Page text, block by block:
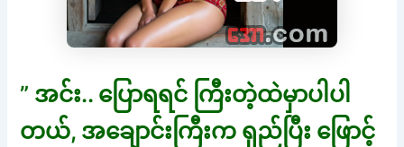
” အင်း.. ပြောရရင် ကြီးတဲ့ထဲမှာပါပါ
တယ်, အချောင်းကြီးက ရှည်ပြီး ဖြောင့်